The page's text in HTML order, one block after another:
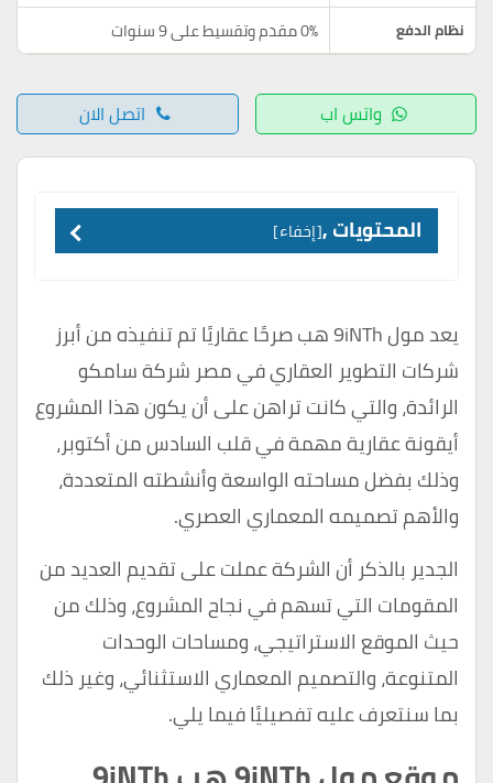
نظام الدفع 0% مقدم وتقسيط على 9 سنوات
واتس اب اتصل الان
المحتويات , إخفاء
يعد مول 9iNTh هب صرحًا عقاريًا تم تنفيذه من أبرز
شركات التطوير العقاري في مصر شركة سامكو
الرائدة، والتي كانت تراهن على أن يكون هذا المشروع
أيقونة عقارية مهمة في قلب السادس من أكتوبر،
وذلك بفضل مساحته الواسعة وأنشطته المتعددة،
والأهم تصميمه المعماري العصري.
الجدير بالذكر أن الشركة عملت على تقديم العديد من
المقومات التي تسهم في نجاح المشروع، وذلك من
حيث الموقع الاستراتيجي، ومساحات الوحدات
المتنوعة، والتصميم المعماري الاستثنائي، وغير ذلك
بما سنتعرف عليه تفصيليًا فيما يلي.